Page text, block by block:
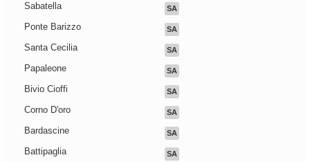
Sabatella SA
Ponte Barizzo SA
Santa Cecilia SA
Papaleone SA
Bivio Cioffi SA
Corno D'oro SA
Bardascine SA
Battipaglia SA